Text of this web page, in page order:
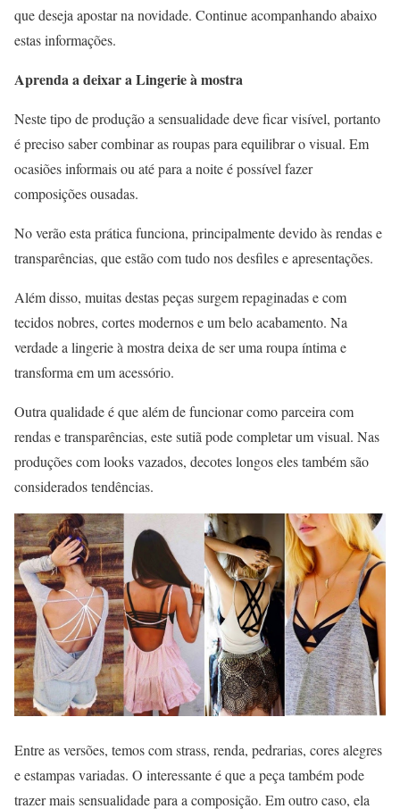
que deseja apostar na novidade. Continue acompanhando abaixo
estas informações.
Aprenda a deixar a Lingerie à mostra
Neste tipo de produção a sensualidade deve ficar visível, portanto
é preciso saber combinar as roupas para equilibrar o visual. Em
ocasiões informais ou até para a noite é possível fazer
composições ousadas.
No verão esta prática funciona, principalmente devido às rendas e
transparências, que estão com tudo nos desfiles e apresentações.
Além disso, muitas destas peças surgem repaginadas e com
tecidos nobres, cortes modernos e um belo acabamento. Na
verdade a lingerie à mostra deixa de ser uma roupa íntima e
transforma em um acessório.
Outra qualidade é que além de funcionar como parceira com
rendas e transparências, este sutiã pode completar um visual. Nas
produções com looks vazados, decotes longos eles também são
considerados tendências.
Entre as versões, temos com strass, renda, pedrarias, cores alegres
e estampas variadas. O interessante é que a peça também pode
trazer mais sensualidade para a composição. Em outro caso, ela